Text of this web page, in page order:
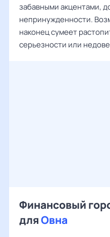
забавными акцентами,
непринужденности.
наконец сумеет
серьезности или
Финансовый
дляОвна